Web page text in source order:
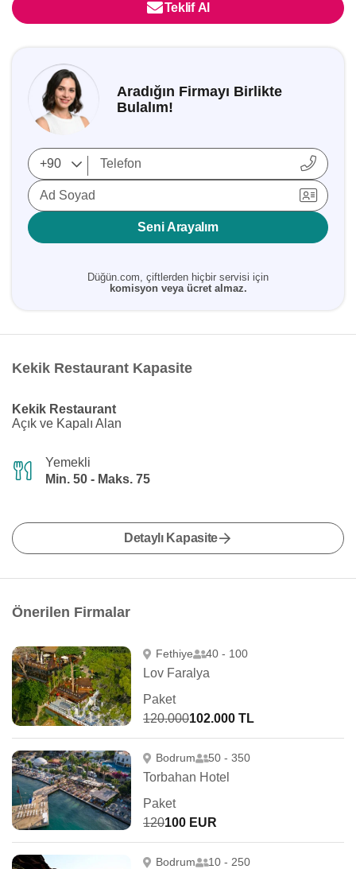
Teklif Al
Aradığın Firmayı Birlikte
Bulalım!
Ad Soyad
Seni Arayalım
Düğün.com, çiftlerden hiçbir servisi için
komisyon veya ücret almaz.
Kekik Restaurant Kapasite
Kekik Restaurant
Açık ve Kapalı Alan
Yemekli
Min. 50 - Maks. 75
Detaylı Kapasite
Önerilen Firmalar
Fethiye 40 - 100
Lov Faralya
Paket
120.000102.000 TL
Bodrum 50 - 350
Torbahan Hotel
Paket
120100 EUR
Bodrum 10 - 250